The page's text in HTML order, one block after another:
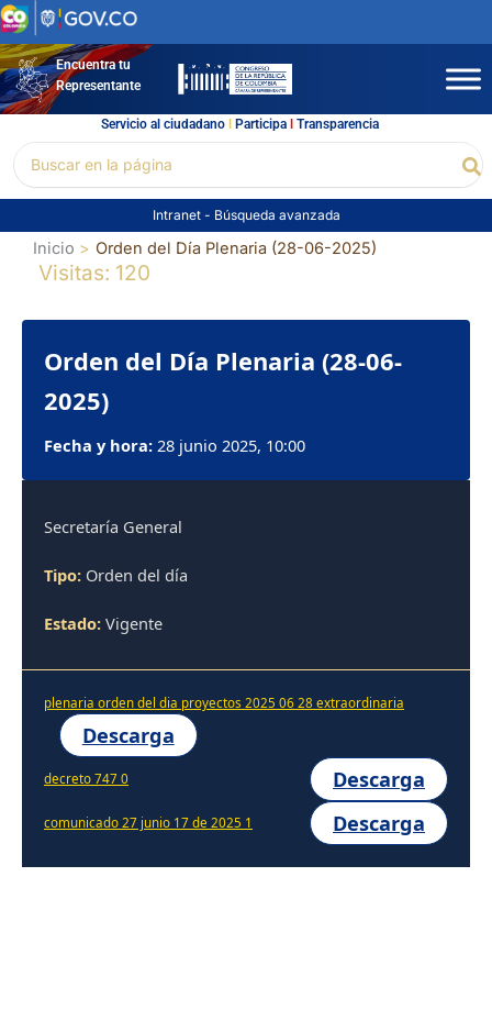
Ir
al
contenidoEncuentra tu
Representante
Servicio al ciudadano l Participal Transparencia
por:
Intranet - Búsqueda avanzada
Inicio Orden del Día Plenaria (28-06-2025)
Visitas: 120
Orden del Día Plenaria (28-06-
2025)
Fecha y hora: 28 junio 2025, 10:00
Secretaría General
Tipo: Orden del día
Estado: Vigente
plenaria orden del dia proyectos 2025 06 28 extraordinaria
Descarga
decreto 747 0 Descarga
comunicado 27 junio 17 de 2025 1 Descarga